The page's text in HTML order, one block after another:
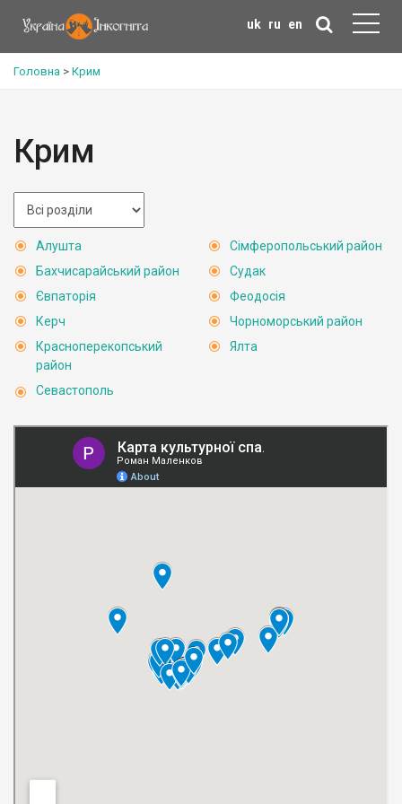
uk ru en
Головна > Крим
Крим
Алушта
Бахчисарайський район
Євпаторія
Керч
Красноперекопський
район
Севастополь
Сімферопольський район
Судак
Феодосія
Чорноморський район
Ялта